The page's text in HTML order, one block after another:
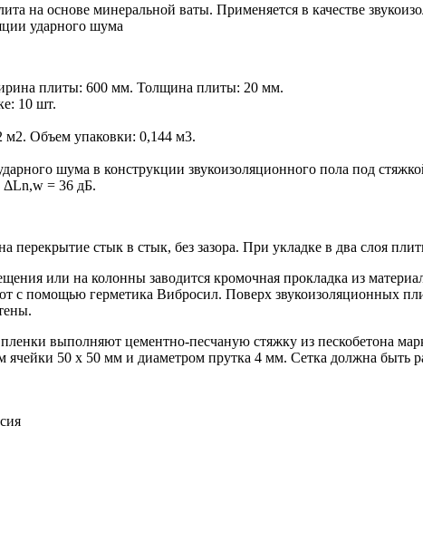
на основе минеральной ваты. Применяется в качестве
ударного шума
плиты: 600 мм. Толщина плиты: 20 мм.
10 шт.
м2. Объем упаковки: 0,144 м3.
шума в конструкции звукоизоляционного пола под
= 36 дБ.
стык в стык, без зазора. При укладке в два слоя
или на колонны заводится кромочная прокладка из
с помощью герметика Вибросил. Поверх звукоизоляционных
выполняют цементно-песчаную стяжку из пескобетона
ячейки 50 х 50 мм и диаметром прутка 4 мм. Сетка должна